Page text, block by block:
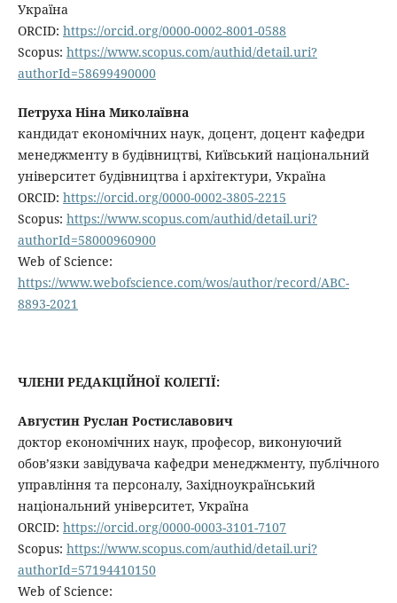
Україна
ORCID: https://orcid.org/0000-0002-8001-0588
Scopus: https://www.scopus.com/authid/detail.uri?
authorId=58699490000
Петруха Ніна Миколаївна
кандидат економічних наук, доцент, доцент кафедри
менеджменту в будівництві, Київський національний
університет будівництва і архітектури, Україна
ORCID: https://orcid.org/0000-0002-3805-2215
Scopus: https://www.scopus.com/authid/detail.uri?
authorId=58000960900
Web of Science:
https://www.webofscience.com/wos/author/record/ABC-
8893-2021
ЧЛЕНИ РЕДАКЦІЙНОЇ КОЛЕГІЇ:
Августин Руслан Ростиславович
доктор економічних наук, професор, виконуючий
обов’язки завідувача кафедри менеджменту, публічного
управління та персоналу, Західноукраїнський
національний університет, Україна
ORCID: https://orcid.org/0000-0003-3101-7107
Scopus: https://www.scopus.com/authid/detail.uri?
authorId=57194410150
Web of Science: